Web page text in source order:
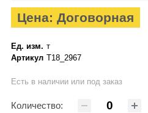
Цена: Договорная
Ед. изм. т
Артикул Т18_2967
Есть в наличии или под заказ
Количество: